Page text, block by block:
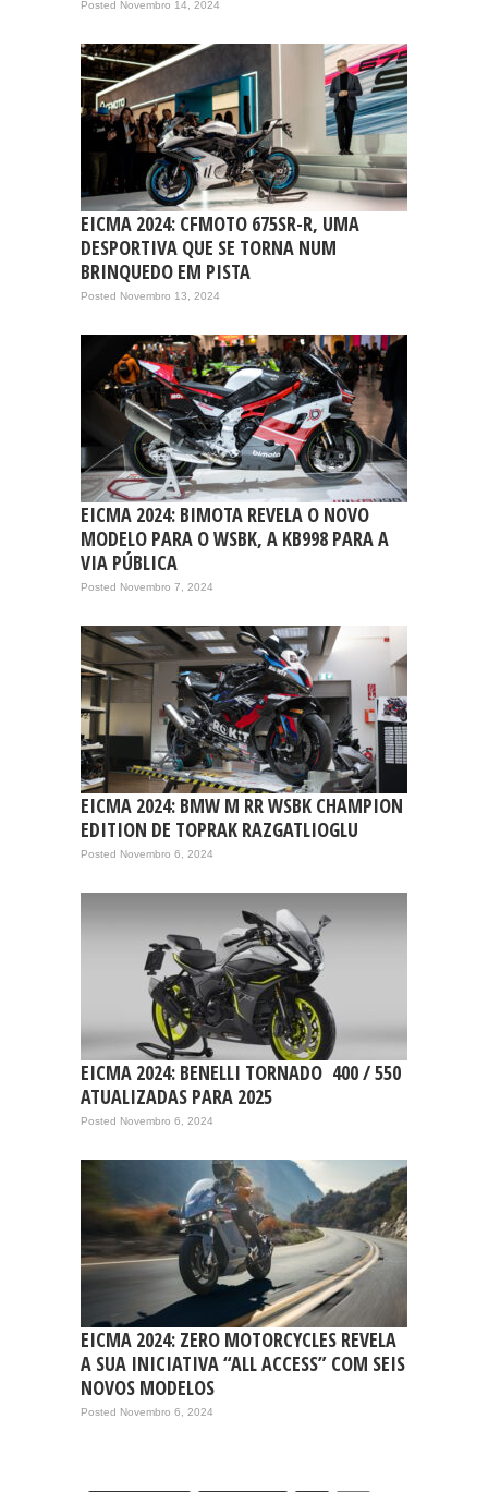
Posted Novembro 14, 2024
EICMA 2024: CFMOTO 675SR-R, UMA
DESPORTIVA QUE SE TORNA NUM
BRINQUEDO EM PISTA
Posted Novembro 13, 2024
EICMA 2024: BIMOTA REVELA O NOVO
MODELO PARA O WSBK, A KB998 PARA A
VIA PÚBLICA
Posted Novembro 7, 2024
EICMA 2024: BMW M RR WSBK CHAMPION
EDITION DE TOPRAK RAZGATLIOGLU
Posted Novembro 6, 2024
EICMA 2024: BENELLI TORNADO 400 / 550
ATUALIZADAS PARA 2025
Posted Novembro 6, 2024
EICMA 2024: ZERO MOTORCYCLES REVELA
A SUA INICIATIVA “ALL ACCESS” COM SEIS
NOVOS MODELOS
Posted Novembro 6, 2024